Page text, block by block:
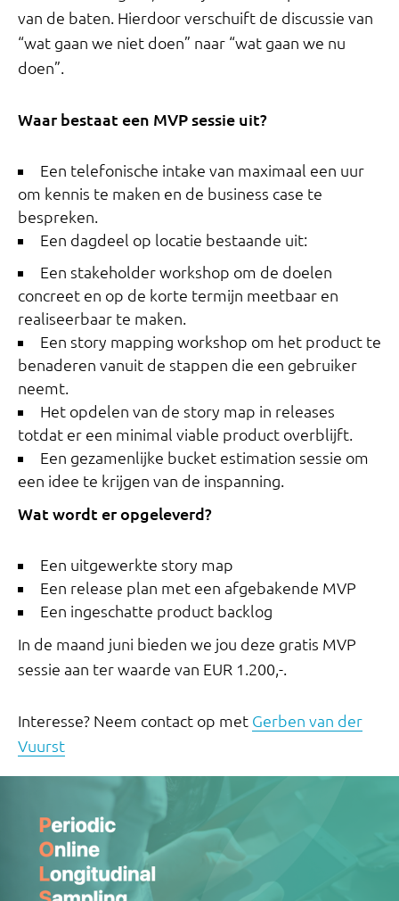
van de baten. Hierdoor verschuift de discussie van
“wat gaan we niet doen” naar “wat gaan we nu
doen”.
Waar bestaat een MVP sessie uit?
Een telefonische intake van maximaal een uur
om kennis te maken en de business case te
bespreken.
Een dagdeel op locatie bestaande uit:
Een stakeholder workshop om de doelen
concreet en op de korte termijn meetbaar en
realiseerbaar te maken.
Een story mapping workshop om het product te
benaderen vanuit de stappen die een gebruiker
neemt.
Het opdelen van de story map in releases
totdat er een minimal viable product overblijft.
Een gezamenlijke bucket estimation sessie om
een idee te krijgen van de inspanning.
Wat wordt er opgeleverd?
Een uitgewerkte story map
Een release plan met een afgebakende MVP
Een ingeschatte product backlog
In de maand juni bieden we jou deze gratis MVP
sessie aan ter waarde van EUR 1.200,-.
Interesse? Neem contact op met Gerben van der
Vuurst